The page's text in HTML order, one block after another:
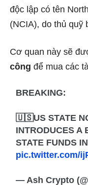
độc lập có tên
(NCIA), do thủ quỹ
Cơ quan này sẽ
công để mua các
BREAKING:
🇺🇸US STATE
INTRODUCES A
STATE FUNDS
pic.twitter.com/
— Ash Crypto